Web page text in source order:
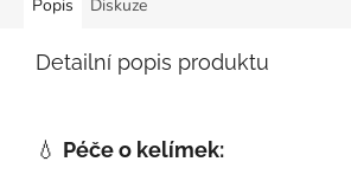
Popis Diskuze
Detailní popis produktu
💧 Péče o kelímek: